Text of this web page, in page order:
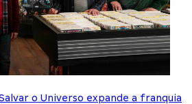
o Universo expande a franquia